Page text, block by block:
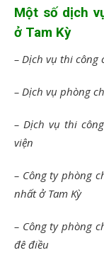
Một số dịch
ở Tam Kỳ
– Dịch vụ thi
– Dịch vụ phòng
– Dịch vụ thi
viện
– Công ty phòng
nhất ở Tam Kỳ
– Công ty phòng
đê điều